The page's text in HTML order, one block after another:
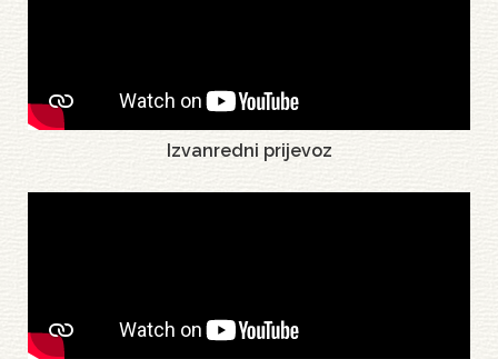
Izvanredni prijevoz